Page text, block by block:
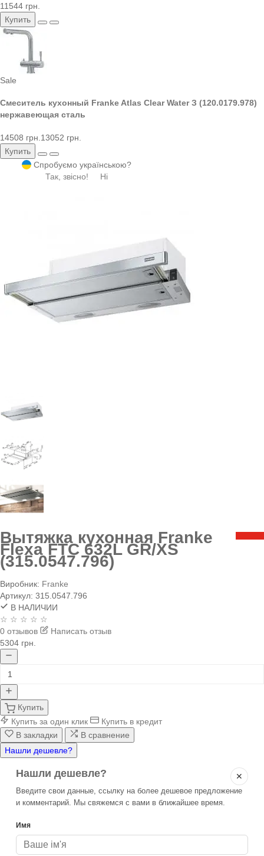
11544 грн.
Купить
Sale
Смеситель кухонный Franke Atlas Clear Water З (120.0179.978)
нержавеющая сталь
14508 грн. 13052 грн.
Купить
Спробуємо українською?
Так, звісно!
Ні
Вытяжка кухонная Franke
Flexa FTC 632L GR/XS
(315.0547.796)
Виробник: Franke
Артикул: 315.0547.796
В НАЛИЧИИ
☆ ☆ ☆ ☆ ☆
0 отзывов
Написать отзыв
5304 грн.
Купить
Купить за один клик
Купить в кредит
В закладки
В сравнение
Нашли дешевле?
✕
Нашли дешевле?
Введите свои данные, ссылку на более дешевое предложение
и комментарий. Мы свяжемся с вами в ближайшее время.
Имя